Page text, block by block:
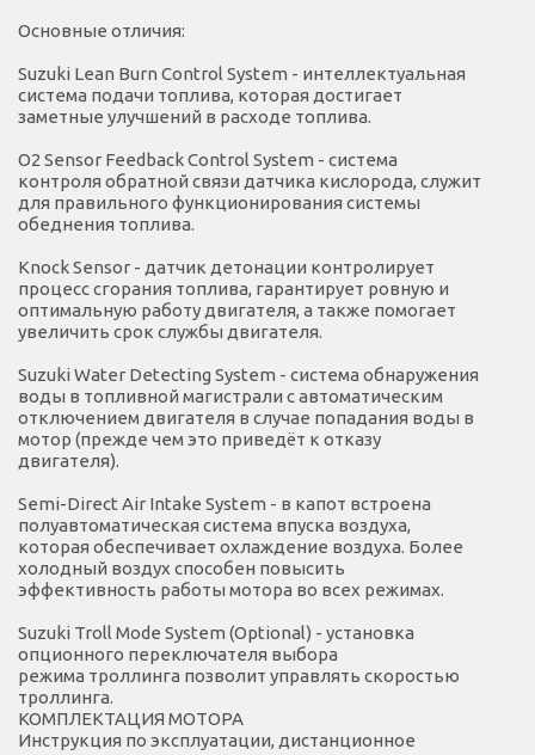
Основные отличия:
Suzuki Lean Burn Control System - интеллектуальная
система подачи топлива, которая достигает
заметные улучшений в расходе топлива.
O2 Sensor Feedback Control System - система
контроля обратной связи датчика кислорода, служит
для правильного функционирования системы
обеднения топлива.
Knock Sensor - датчик детонации контролирует
процесс сгорания топлива, гарантирует ровную и
оптимальную работу двигателя, а также помогает
увеличить срок службы двигателя.
Suzuki Water Detecting System - система обнаружения
воды в топливной магистрали с автоматическим
отключением двигателя в случае попадания воды в
мотор (прежде чем это приведёт к отказу
двигателя).
Semi-Direct Air Intake System - в капот встроена
полуавтоматическая система впуска воздуха,
которая обеспечивает охлаждение воздуха. Более
холодный воздух способен повысить
эффективность работы мотора во всех режимах.
Suzuki Troll Mode System (Optional) - установка
опционного переключателя выбора
режима троллинга позволит управлять скоростью
троллинга.
КОМПЛЕКТАЦИЯ МОТОРА
Инструкция по эксплуатации, дистанционное